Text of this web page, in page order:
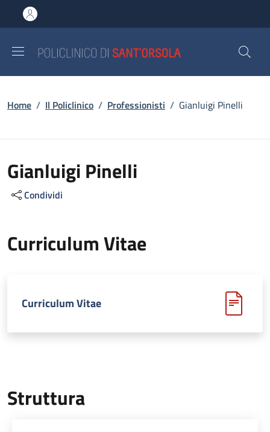
al contenuto principale
to footer content
Briciole di pane
Home / Il Policlinico / Professionisti / Gianluigi Pinelli
Gianluigi Pinelli
Condividi
Curriculum Vitae
Curriculum Vitae
Struttura